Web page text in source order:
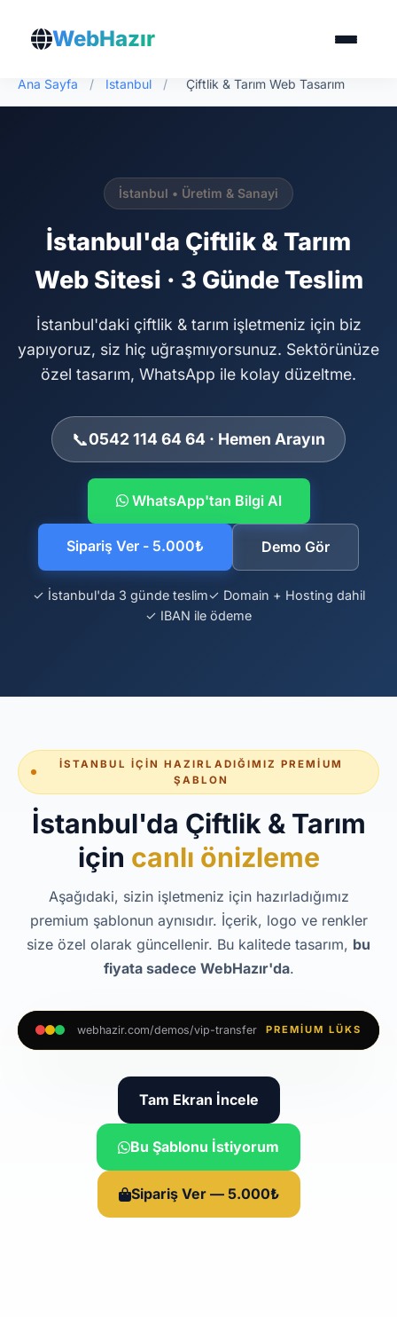
WebHazır
Ana Sayfa / İstanbul / Çiftlik & Tarım Web Tasarım
İstanbul • Üretim & Sanayi
İstanbul'da Çiftlik & Tarım
Web Sitesi · 3 Günde Teslim
İstanbul'daki çiftlik & tarım işletmeniz için biz
yapıyoruz, siz hiç uğraşmıyorsunuz. Sektörünüze
özel tasarım, WhatsApp ile kolay düzeltme.
📞0542 114 64 64 · Hemen Arayın
WhatsApp'tan Bilgi Al
Sipariş Ver - 5.000₺ Demo Gör
✓ İstanbul'da 3 günde teslim✓ Domain + Hosting dahil
✓ IBAN ile ödeme
İSTANBUL İÇIN HAZIRLADIĞIMIZ PREMIUM
ŞABLON
İstanbul'da Çiftlik & Tarım
için canlı önizleme
Aşağıdaki, sizin işletmeniz için hazırladığımız
premium şablonun aynısıdır. İçerik, logo ve renkler
size özel olarak güncellenir. Bu kalitede tasarım, bu
fiyata sadece WebHazır'da.
webhazir.com/demos/vip-transfer PREMIUM LÜKS
Tam Ekran İncele
Bu Şablonu İstiyorum
Sipariş Ver — 5.000₺